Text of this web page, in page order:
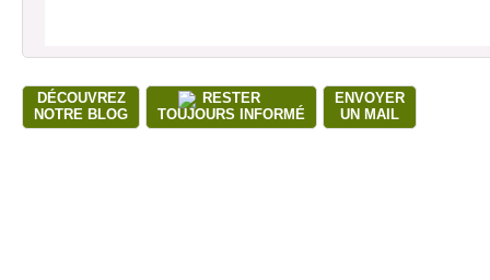
DÉCOUVREZ
NOTRE BLOG
RESTER
TOUJOURS INFORMÉ
ENVOYER
UN MAIL